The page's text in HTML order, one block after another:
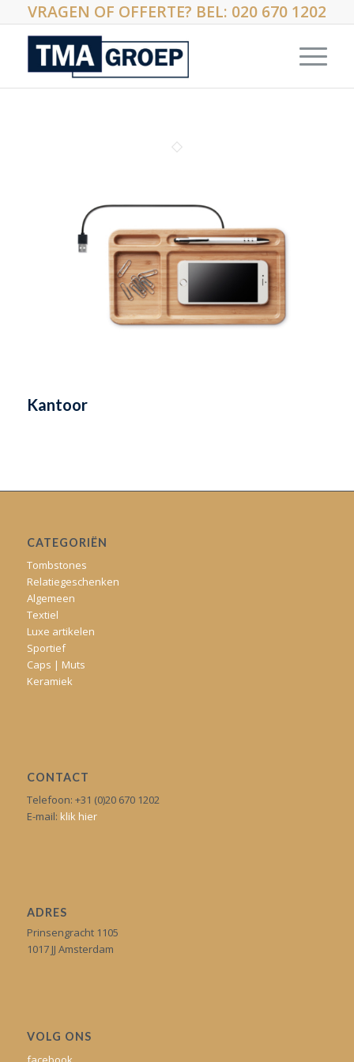
VRAGEN OF OFFERTE? BEL: 020 670 1202
Kantoor
CATEGORIËN
Tombstones
Relatiegeschenken
Algemeen
Textiel
Luxe artikelen
Sportief
Caps | Muts
Keramiek
CONTACT
Telefoon: +31 (0)20 670 1202
E-mail: klik hier
ADRES
Prinsengracht 1105
1017 JJ Amsterdam
VOLG ONS